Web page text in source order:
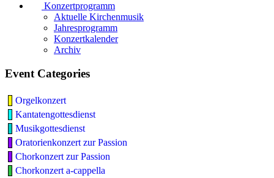
Konzertprogramm
Aktuelle Kirchenmusik
Jahresprogramm
Konzertkalender
Archiv
Event Categories
Orgelkonzert
Kantatengottesdienst
Musikgottesdienst
Oratorienkonzert zur Passion
Chorkonzert zur Passion
Chorkonzert a-cappella